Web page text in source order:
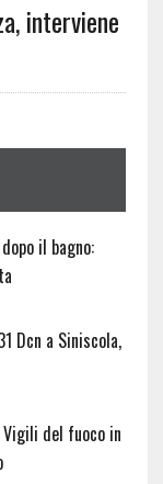
interviene
il bagno:
Dcn a Siniscola,
del fuoco in